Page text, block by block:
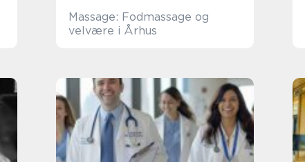
Massage: Fodmassage og
velvære i Århus